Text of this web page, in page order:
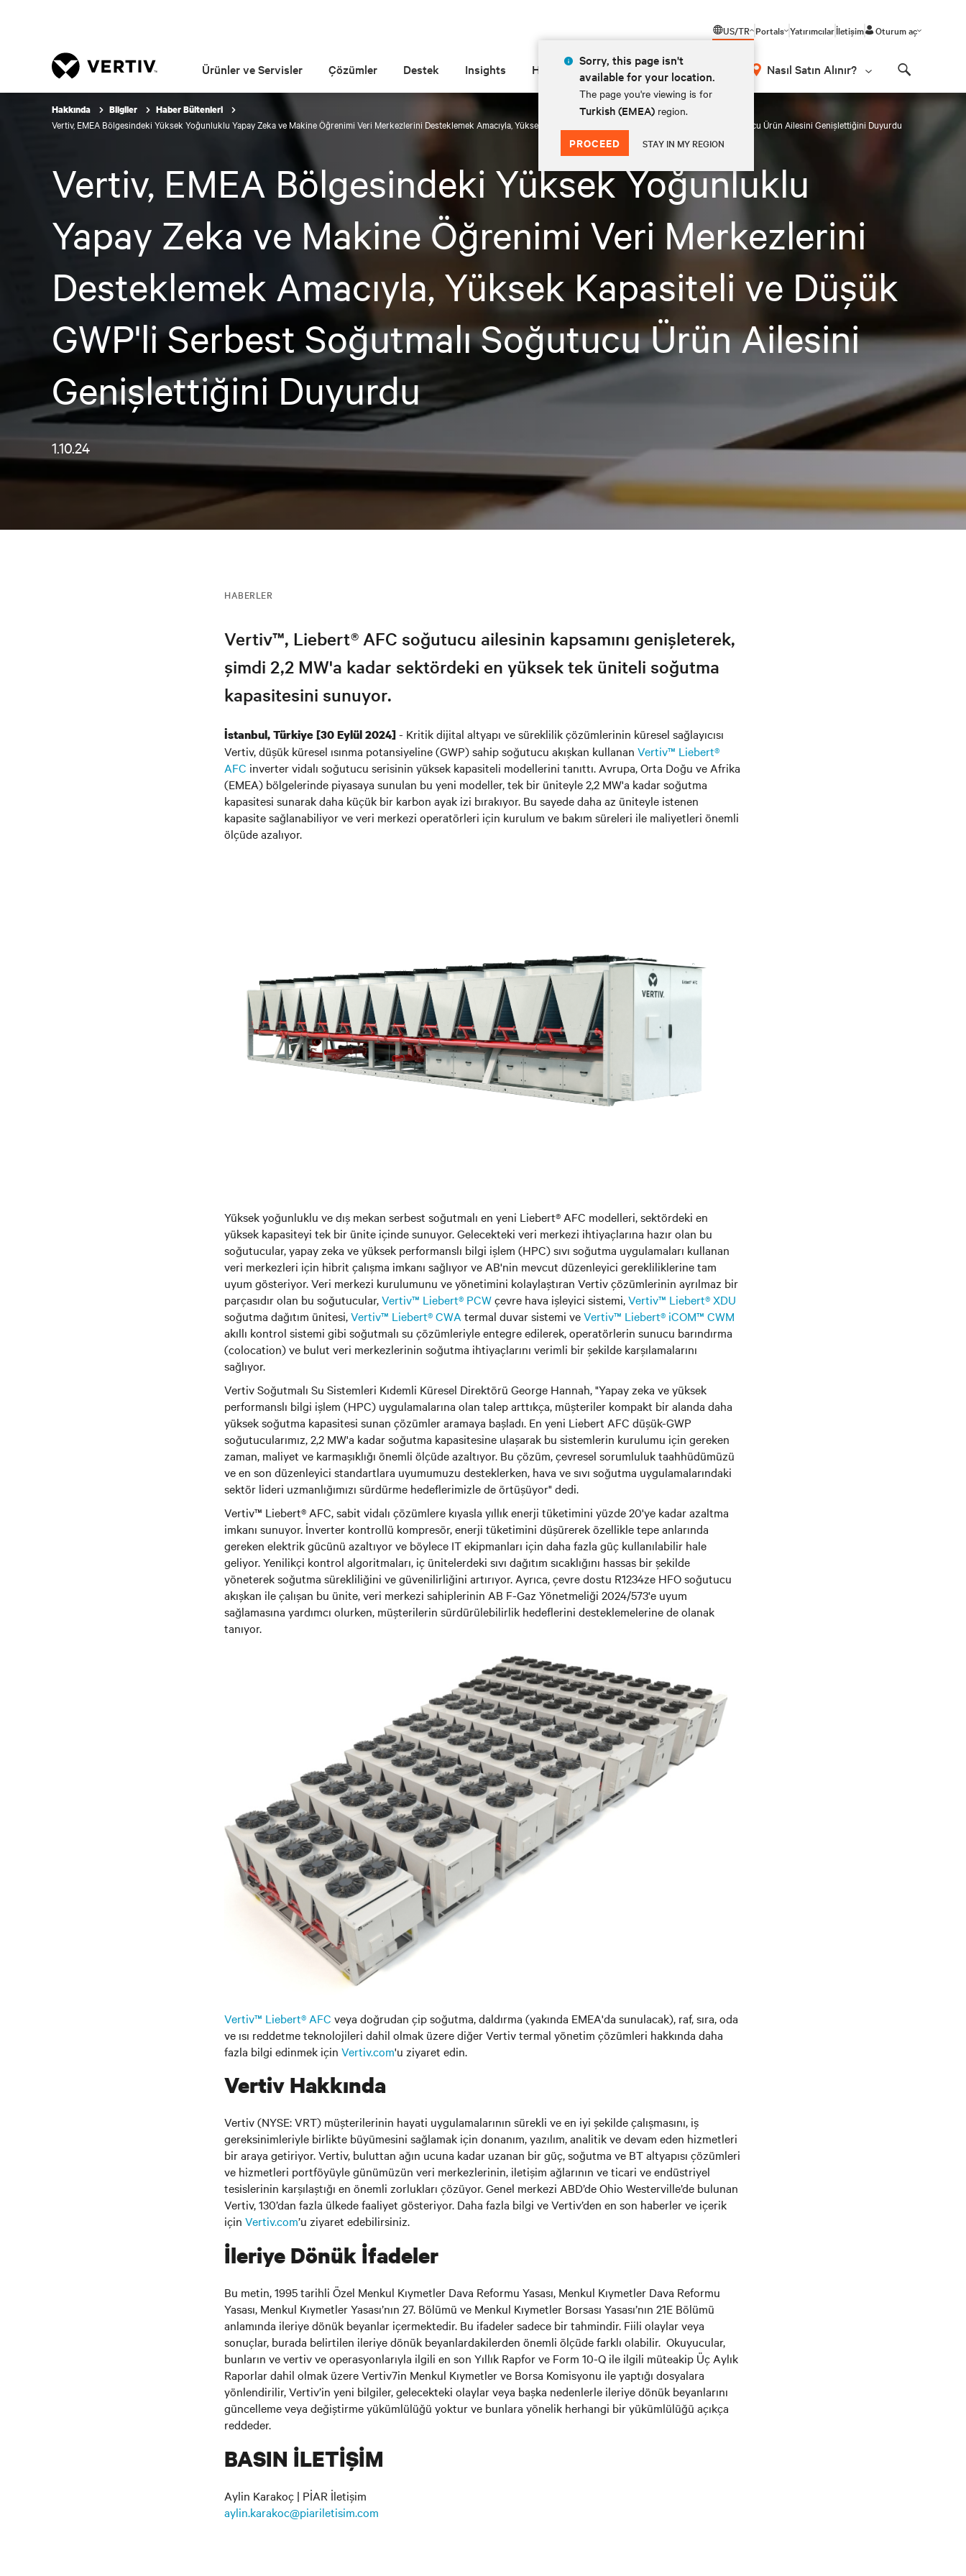
US/TR
Sorry, this page isn't
available for your location.
The page you're viewing is for
Turkish (EMEA) region.
PROCEED STAY IN MY REGION
Portals Yatırımcılarİletişim Oturum aç
Ürünler ve Servisler Çözümler Destek Insights Hakkında Nasıl Satın Alınır?
Hakkında Bilgiler Haber Bültenleri
Vertiv, EMEA Bölgesindeki Yüksek Yoğunluklu Yapay Zeka ve Makine Öğrenimi Veri Merkezlerini Desteklemek Amacıyla, Yüksek Kapasiteli ve Düşük GWP'li Serbest Soğutmalı Soğutucu Ürün Ailesini Genişlettiğini Duyurdu
Vertiv, EMEA Bölgesindeki Yüksek Yoğunluklu
Yapay Zeka ve Makine Öğrenimi Veri Merkezlerini
Desteklemek Amacıyla, Yüksek Kapasiteli ve Düşük
GWP'li Serbest Soğutmalı Soğutucu Ürün Ailesini
Genişlettiğini Duyurdu
1.10.24
HABERLER
Vertiv™, Liebert® AFC soğutucu ailesinin kapsamını genişleterek,
şimdi 2,2 MW'a kadar sektördeki en yüksek tek üniteli soğutma
kapasitesini sunuyor.
İstanbul, Türkiye [30 Eylül 2024]- Kritik dijital altyapı ve süreklilik çözümlerinin küresel sağlayıcısı
Vertiv, düşük küresel ısınma potansiyeline (GWP) sahip soğutucu akışkan kullanan Vertiv™ Liebert®
AFC inverter vidalı soğutucu serisinin yüksek kapasiteli modellerini tanıttı. Avrupa, Orta Doğu ve Afrika
(EMEA) bölgelerinde piyasaya sunulan bu yeni modeller, tek bir üniteyle 2,2 MW'a kadar soğutma
kapasitesi sunarak daha küçük bir karbon ayak izi bırakıyor. Bu sayede daha az üniteyle istenen
kapasite sağlanabiliyor ve veri merkezi operatörleri için kurulum ve bakım süreleri ile maliyetleri önemli
ölçüde azalıyor.
Yüksek yoğunluklu ve dış mekan serbest soğutmalı en yeni Liebert® AFC modelleri, sektördeki en
yüksek kapasiteyi tek bir ünite içinde sunuyor. Gelecekteki veri merkezi ihtiyaçlarına hazır olan bu
soğutucular, yapay zeka ve yüksek performanslı bilgi işlem (HPC) sıvı soğutma uygulamaları kullanan
veri merkezleri için hibrit çalışma imkanı sağlıyor ve AB'nin mevcut düzenleyici gerekliliklerine tam
uyum gösteriyor. Veri merkezi kurulumunu ve yönetimini kolaylaştıran Vertiv çözümlerinin ayrılmaz bir
parçasıdır olan bu soğutucular,Vertiv™ Liebert® PCWçevre hava işleyici sistemi,Vertiv™ Liebert® XDU
soğutma dağıtım ünitesi,Vertiv™ Liebert® CWA termal duvar sistemi veVertiv™ Liebert® iCOM™ CWM
akıllı kontrol sistemi gibi soğutmalı su çözümleriyle entegre edilerek, operatörlerin sunucu barındırma
(colocation) ve bulut veri merkezlerinin soğutma ihtiyaçlarını verimli bir şekilde karşılamalarını
sağlıyor.
Vertiv Soğutmalı Su Sistemleri Kıdemli Küresel Direktörü George Hannah, "Yapay zeka ve yüksek
performanslı bilgi işlem (HPC) uygulamalarına olan talep arttıkça, müşteriler kompakt bir alanda daha
yüksek soğutma kapasitesi sunan çözümler aramaya başladı. En yeni Liebert AFC düşük-GWP
soğutucularımız, 2,2 MW'a kadar soğutma kapasitesine ulaşarak bu sistemlerin kurulumu için gereken
zaman, maliyet ve karmaşıklığı önemli ölçüde azaltıyor. Bu çözüm, çevresel sorumluluk taahhüdümüzü
ve en son düzenleyici standartlara uyumumuzu desteklerken, hava ve sıvı soğutma uygulamalarındaki
sektör lideri uzmanlığımızı sürdürme hedeflerimizle de örtüşüyor" dedi.
Vertiv™ Liebert® AFC, sabit vidalı çözümlere kıyasla yıllık enerji tüketimini yüzde 20'ye kadar azaltma
imkanı sunuyor. İnverter kontrollü kompresör, enerji tüketimini düşürerek özellikle tepe anlarında
gereken elektrik gücünü azaltıyor ve böylece IT ekipmanları için daha fazla güç kullanılabilir hale
geliyor. Yenilikçi kontrol algoritmaları, iç ünitelerdeki sıvı dağıtım sıcaklığını hassas bir şekilde
yöneterek soğutma sürekliliğini ve güvenilirliğini artırıyor. Ayrıca, çevre dostu R1234ze HFO soğutucu
akışkan ile çalışan bu ünite, veri merkezi sahiplerinin AB F-Gaz Yönetmeliği 2024/573'e uyum
sağlamasına yardımcı olurken, müşterilerin sürdürülebilirlik hedeflerini desteklemelerine de olanak
tanıyor.
Vertiv™ Liebert® AFC veya doğrudan çip soğutma, daldırma (yakında EMEA'da sunulacak), raf, sıra, oda
ve ısı reddetme teknolojileri dahil olmak üzere diğer Vertiv termal yönetim çözümleri hakkında daha
fazla bilgi edinmek için Vertiv.com'u ziyaret edin.
Vertiv Hakkında
Vertiv (NYSE: VRT) müşterilerinin hayati uygulamalarının sürekli ve en iyi şekilde çalışmasını, iş
gereksinimleriyle birlikte büyümesini sağlamak için donanım, yazılım, analitik ve devam eden hizmetleri
bir araya getiriyor. Vertiv, buluttan ağın ucuna kadar uzanan bir güç, soğutma ve BT altyapısı çözümleri
ve hizmetleri portföyüyle günümüzün veri merkezlerinin, iletişim ağlarının ve ticari ve endüstriyel
tesislerinin karşılaştığı en önemli zorlukları çözüyor. Genel merkezi ABD’de Ohio Westerville’de bulunan
Vertiv, 130’dan fazla ülkede faaliyet gösteriyor. Daha fazla bilgi ve Vertiv’den en son haberler ve içerik
için Vertiv.com’u ziyaret edebilirsiniz.
İleriye Dönük İfadeler
Bu metin, 1995 tarihli Özel Menkul Kıymetler Dava Reformu Yasası, Menkul Kıymetler Dava Reformu
Yasası, Menkul Kıymetler Yasası’nın 27. Bölümü ve Menkul Kıymetler Borsası Yasası’nın 21E Bölümü
anlamında ileriye dönük beyanlar içermektedir. Bu ifadeler sadece bir tahmindir. Fiili olaylar veya
sonuçlar, burada belirtilen ileriye dönük beyanlardakilerden önemli ölçüde farklı olabilir. Okuyucular,
bunların ve vertiv ve operasyonlarıyla ilgili en son Yıllık Rapfor ve Form 10-Q ile ilgili müteakip Üç Aylık
Raporlar dahil olmak üzere Vertiv7in Menkul Kıymetler ve Borsa Komisyonu ile yaptığı dosyalara
yönlendirilir, Vertiv’in yeni bilgiler, gelecekteki olaylar veya başka nedenlerle ileriye dönük beyanlarını
güncelleme veya değiştirme yükümlülüğü yoktur ve bunlara yönelik herhangi bir yükümlülüğü açıkça
reddeder.
BASIN İLETİŞİM
Aylin Karakoç | PİAR İletişim
aylin.karakoc@piariletisim.com